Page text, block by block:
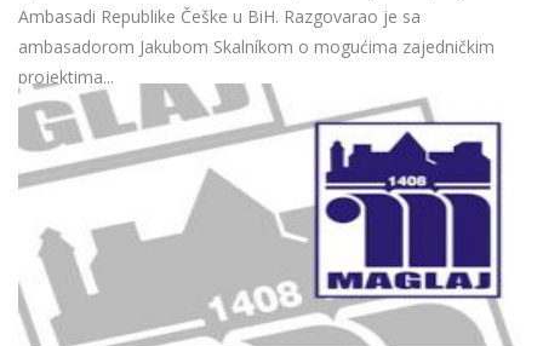
Ambasadi Republike Češke u BiH. Razgovarao je sa
ambasadorom Jakubom Skalníkom o mogućima zajedničkim
projektima...
Više...